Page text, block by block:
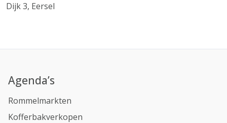
Dijk 3, Eersel
Agenda’s
Rommelmarkten
Kofferbakverkopen